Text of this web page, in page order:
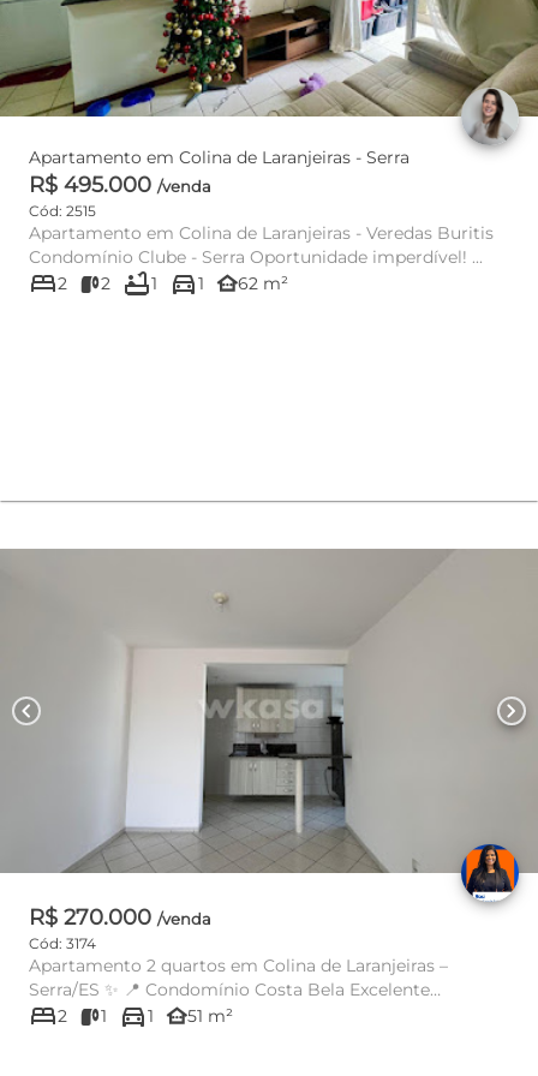
Apartamento em Colina de Laranjeiras - Serra
R$ 495.000 /venda
Cód: 2515
Apartamento em Colina de Laranjeiras - Veredas Buritis
Condomínio Clube - Serra Oportunidade imperdível! ...
bed2 2 bathtub1 directions_car1 other_houses62 m²
chevron_left chevron_right
R$ 270.000 /venda
Cód: 3174
Apartamento 2 quartos em Colina de Laranjeiras –
Serra/ES ✨ 📍 Condomínio Costa Bela Excelente
oportunidade par...
bed2 1 directions_car1 other_houses51 m²